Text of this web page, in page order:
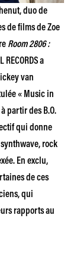
duo de
de films de Zoe
Room 2806 :
a
van
« Music in
partir des B.O.
qui donne
rock
En exclu,
de ces
qui
rapports au